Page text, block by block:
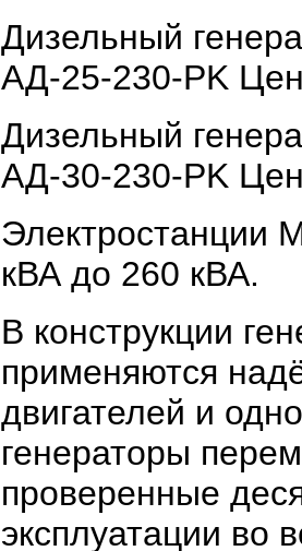
Дизельный
АД-25-230-РK
Дизельный
АД-30-230-РK
Электростанции
кВА до 260 кВА.
В конструкции
применяются
двигателей и
генераторы
проверенные
эксплуатации во